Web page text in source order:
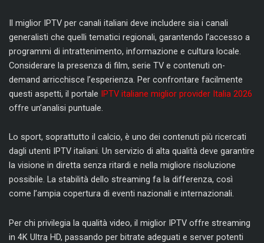
Il miglior IPTV per canali italiani deve includere sia i canali
generalisti che quelli tematici regionali, garantendo l’accesso a
programmi di intrattenimento, informazione e cultura locale.
Considerare la presenza di film, serie TV e contenuti on-
demand arricchisce l’esperienza. Per confrontare facilmente
questi aspetti, il portale IPTV italiane miglior provider Italia 2026
offre un’analisi puntuale.
Lo sport, soprattutto il calcio, è uno dei contenuti più ricercati
dagli utenti IPTV italiani. Un servizio di alta qualità deve garantire
la visione in diretta senza ritardi e nella migliore risoluzione
possibile. La stabilità dello streaming fa la differenza, così
come l’ampia copertura di eventi nazionali e internazionali.
Per chi privilegia la qualità video, il miglior IPTV offre streaming
in 4K Ultra HD, passando per bitrate adeguati e server potenti